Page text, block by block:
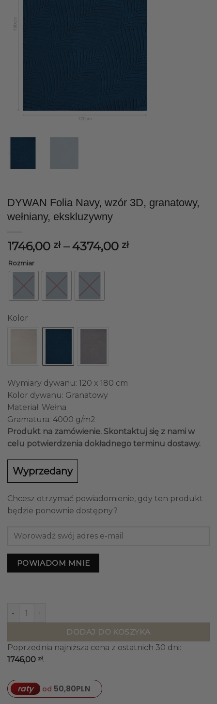
DYWAN Folia Navy, wzór 3D, granatowy,
wełniany, ekskluzywny
1746,00 zł – 4374,00 złZakres
Rozmiar
Kolor
Wymiary dywanu: 120 x 180 cm
Kolor dywanu: Granatowy
Materiał: Wełna
Gramatura: 4000 g/m2
Produkt na zamówienie. Skontaktuj się z nami w
celu potwierdzenia dokładnego terminu dostawy.
Wyprzedany
Chcesz otrzymać powiadomienie, gdy ten produkt
będzie ponownie dostępny?
POWIADOM MNIE
ilość DYWAN Folia Navy, wzór 3D, granatowy, wełniany,
DODAJ DO KOSZYKA
Poprzednia najniższa cena z ostatnich 30 dni:
1746,00 zł.
raty od 50,80PLN